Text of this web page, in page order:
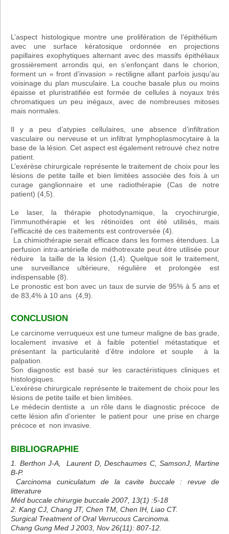
L’aspect histologique montre une prolifération de l’épithélium
avec une surface kératosique ordonnée en projections
papillaires exophytiques alternant avec des massifs épithéliaux
grossièrement arrondis qui, en s’enfonçant dans le chorion,
forment un « front d’invasion » rectiligne allant parfois jusqu’au
voisinage du plan musculaire. La couche basale plus ou moins
épaisse et pluristratifiée est formée de cellules à noyaux très
chromatiques un peu inégaux, avec de nombreuses mitoses
mais normales.
Il y a peu d’atypies cellulaires, une absence d’infiltration
vasculaire ou nerveuse et un infiltrat lymphoplasmocytaire à la
base de la lésion. Cet aspect est également retrouvé chez notre
patient.
L’exérèse chirurgicale représente le traitement de choix pour les
lésions de petite taille et bien limitées associée des fois à un
curage ganglionnaire et une radiothérapie (Cas de notre
patient) (4,5).
Le laser, la thérapie photodynamique, la cryochirurgie,
l’immunothérapie et les rétinoïdes ont été utilisés, mais
l’efficacité de ces traitements est controversée (4).
La chimiothérapie serait efficace dans les formes étendues. La
perfusion intra-artérielle de méthotrexate peut être utilisée pour
réduire la taille de la lésion (1,4). Quelque soit le traitement,
une surveillance ultérieure, régulière et prolongée est
indispensable (8).
Le pronostic est bon avec un taux de survie de 95% à 5 ans et
de 83,4% à 10 ans (4,9).
CONCLUSION
Le carcinome verruqueux est une tumeur maligne de bas grade,
localement invasive et à faible potentiel métastatique et
présentant la particularité d’être indolore et souple à la
palpation.
Son diagnostic est basé sur les caractéristiques cliniques et
histologiques.
L’exérèse chirurgicale représente le traitement de choix pour les
lésions de petite taille et bien limitées.
Le médecin dentiste a un rôle dans le diagnostic précoce de
cette lésion afin d’orienter le patient pour une prise en charge
précoce et non invasive.
BIBLIOGRAPHIE
1. Berthon J-A, Laurent D, Deschaumes C, SamsonJ, Martine
B-P.
Carcinoma cuniculatum de la cavite buccale : revue de
litterature
Méd buccale chirurgie buccale 2007, 13(1) :5-18
2. Kang CJ, Chang JT, Chen TM, Chen IH, Liao CT.
Surgical Treatment of Oral Verrucous Carcinoma.
Chang Gung Med J 2003, Nov 26(11): 807-12.